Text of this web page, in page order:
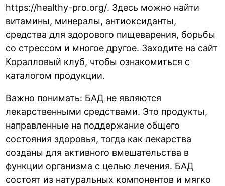
https://healthy-pro.org/. Здесь можно найти
витамины, минералы, антиоксиданты,
средства для здорового пищеварения, борьбы
со стрессом и многое другое. Заходите на сайт
Коралловый клуб, чтобы ознакомиться с
каталогом продукции.
Важно понимать: БАД не являются
лекарственными средствами. Это продукты,
направленные на поддержание общего
состояния здоровья, тогда как лекарства
созданы для активного вмешательства в
функции организма с целью лечения. БАД
состоят из натуральных компонентов и мягко